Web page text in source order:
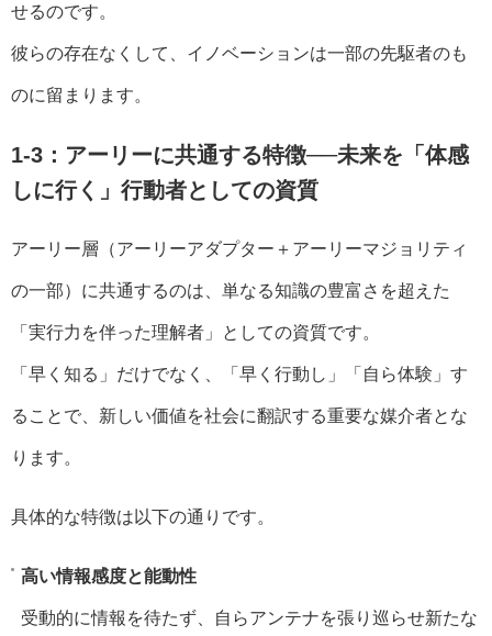
せるのです。
彼らの存在なくして、イノベーションは一部の先駆者のも
のに留まります。
1-3：アーリーに共通する特徴──未来を「体感
しに行く」行動者としての資質
アーリー層（アーリーアダプター＋アーリーマジョリティ
の一部）に共通するのは、単なる知識の豊富さを超えた
「実行力を伴った理解者」としての資質です。
「早く知る」だけでなく、「早く行動し」「自ら体験」す
ることで、新しい価値を社会に翻訳する重要な媒介者とな
ります。
具体的な特徴は以下の通りです。
高い情報感度と能動性
受動的に情報を待たず、自らアンテナを張り巡らせ新たな